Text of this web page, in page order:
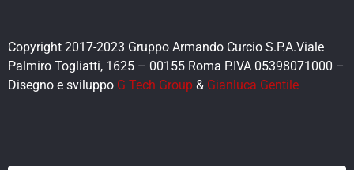
Copyright 2017-2023 Gruppo Armando Curcio S.P.A.Viale
Palmiro Togliatti, 1625 – 00155 Roma P.IVA 05398071000 –
Disegno e sviluppo G Tech Group & Gianluca Gentile